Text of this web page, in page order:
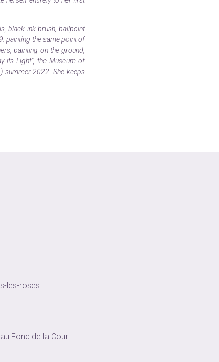
black ink brush, ballpoint
painting the same point of
painting on the ground,
its Light”, the Museum of
summer 2022. She keeps
les-roses
Fond de la Cour –